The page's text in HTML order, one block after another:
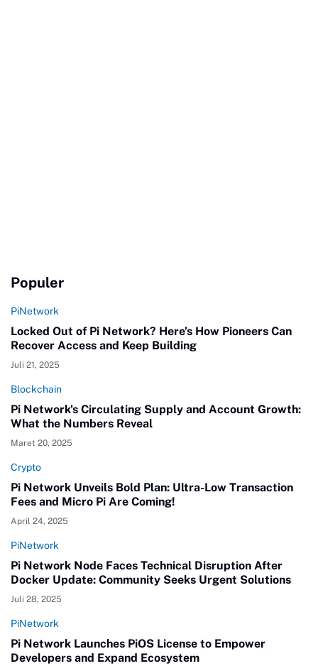
Populer
PiNetwork
Locked Out of Pi Network? Here’s How Pioneers Can
Recover Access and Keep Building
Juli 21, 2025
Blockchain
Pi Network's Circulating Supply and Account Growth:
What the Numbers Reveal
Maret 20, 2025
Crypto
Pi Network Unveils Bold Plan: Ultra-Low Transaction
Fees and Micro Pi Are Coming!
April 24, 2025
PiNetwork
Pi Network Node Faces Technical Disruption After
Docker Update: Community Seeks Urgent Solutions
Juli 28, 2025
PiNetwork
Pi Network Launches PiOS License to Empower
Developers and Expand Ecosystem